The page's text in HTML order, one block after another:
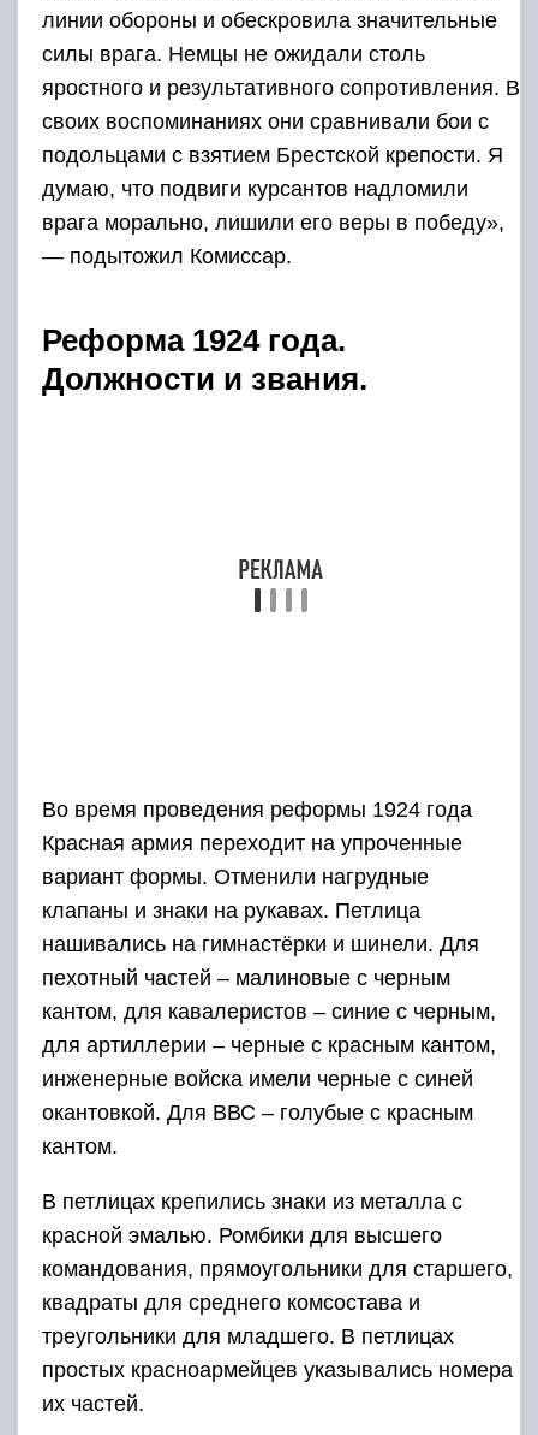
линии обороны и обескровила значительные
силы врага. Немцы не ожидали столь
яростного и результативного сопротивления. В
своих воспоминаниях они сравнивали бои с
подольцами с взятием Брестской крепости. Я
думаю, что подвиги курсантов надломили
врага морально, лишили его веры в победу»,
— подытожил Комиссар.
Реформа 1924 года.
Должности и звания.
Во время проведения реформы 1924 года
Красная армия переходит на упроченные
вариант формы. Отменили нагрудные
клапаны и знаки на рукавах. Петлица
нашивались на гимнастёрки и шинели. Для
пехотный частей – малиновые с черным
кантом, для кавалеристов – синие с черным,
для артиллерии – черные с красным кантом,
инженерные войска имели черные с синей
окантовкой. Для ВВС – голубые с красным
кантом.
В петлицах крепились знаки из металла с
красной эмалью. Ромбики для высшего
командования, прямоугольники для старшего,
квадраты для среднего комсостава и
треугольники для младшего. В петлицах
простых красноармейцев указывались номера
их частей.